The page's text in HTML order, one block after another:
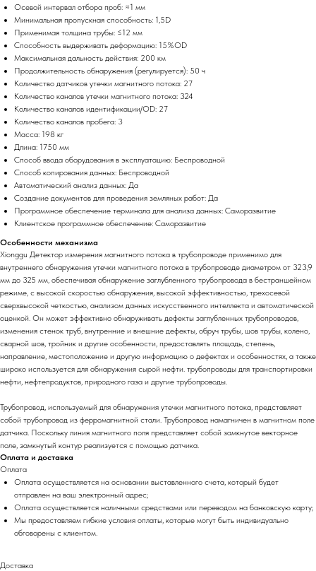
Осевой интервал отбора проб: ≈1 мм
Минимальная пропускная способность: 1,5D
Применимая толщина трубы: ≤12 мм
Способность выдерживать деформацию: 15%OD
Максимальная дальность действия: 200 км
Продолжительность обнаружения (регулируется): 50 ч
Количество датчиков утечки магнитного потока: 27
Количество каналов утечки магнитного потока: 324
Количество каналов идентификации/OD: 27
Количество каналов пробега: 3
Масса: 198 кг
Длина: 1750 мм
Способ ввода оборудования в эксплуатацию: Беспроводной
Способ копирования данных: Беспроводной
Автоматический анализ данных: Да
Создание документов для проведения земляных работ: Да
Программное обеспечение терминала для анализа данных: Саморазвитие
Клиентское программное обеспечение: Саморазвитие
Особенности механизма
Xionggu Детектор измерения магнитного потока в трубопроводе применимо для
внутреннего обнаружения утечки магнитного потока в трубопроводе диаметром от 323,9
мм до 325 мм, обеспечивая обнаружение заглубленного трубопровода в бестраншейном
режиме, с высокой скоростью обнаружения, высокой эффективностью, трехосевой
сверхвысокой четкостью, анализом данных искусственного интеллекта и автоматической
оценкой. Он может эффективно обнаруживать дефекты заглубленных трубопроводов,
изменения стенок труб, внутренние и внешние дефекты, обруч трубы, шов трубы, колено,
сварной шов, тройник и другие особенности, предоставлять площадь, степень,
направление, местоположение и другую информацию о дефектах и особенностях, а также
широко используется для обнаружения сырой нефти. трубопроводы для транспортировки
нефти, нефтепродуктов, природного газа и другие трубопроводы.
Трубопровод, используемый для обнаружения утечки магнитного потока, представляет
собой трубопровод из ферромагнитной стали. Трубопровод намагничен в магнитном поле
датчика. Поскольку линия магнитного поля представляет собой замкнутое векторное
поле, замкнутый контур реализуется с помощью датчика.
Оплата и доставка
Оплата
Оплата осуществляется на основании выставленного счета, который будет
отправлен на ваш электронный адрес;
Оплата осуществляется наличными средствами или переводом на банковскую карту;
Мы предоставляем гибкие условия оплаты, которые могут быть индивидуально
обговорены с клиентом.
Доставка